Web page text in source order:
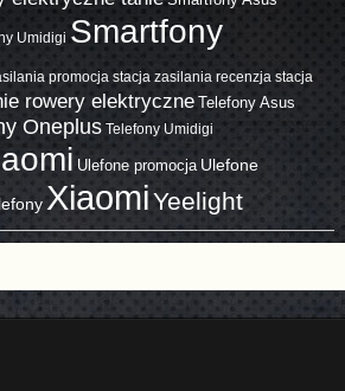
Umidigi Smartfony
promocja stacja zasilania recenzja stacja
rowery elektryczne Telefony Asus
Oneplus Telefony Umidigi
Ulefone promocja Ulefone
XiaomiYeelight